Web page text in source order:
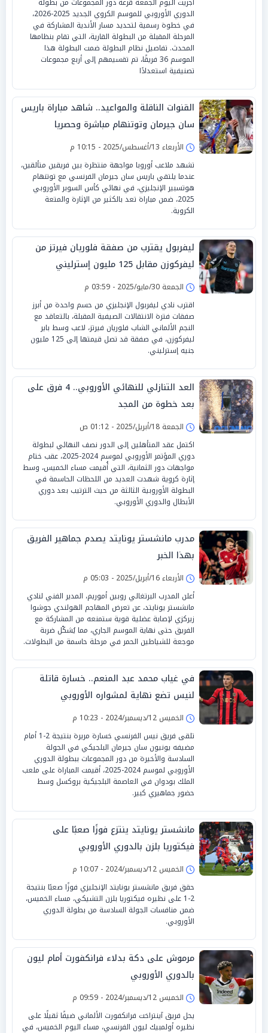
الدوري الأوروبي للموسم الكروي الجديد 2025-2026،
في خطوة رسمية لتحديد مسار الأندية المشاركة في
المرحلة المقبلة من البطولة القارية، التي تقام بنظامها
المحدث. تفاصيل نظام البطولة ضمت البطولة هذا
الموسم 36 فريقًا، تم تقسيمهم إلى أربع مجموعات
تصنيفية استعدادًا
القنوات الناقلة والمواعيد.. شاهد مباراة باريس
سان جيرمان وتوتنهام مباشرة وحصريا
الأربعاء 13/أغسطس/2025 - 10:15 م
تشهد ملاعب أوروبا مواجهة منتظرة بين فريقين متألقين،
عندما يلتقي باريس سان جيرمان الفرنسي مع توتنهام
هوتسبير الإنجليزي، في نهائي كأس السوبر الأوروبي
2025، ضمن مباراة تعد بالكثير من الإثارة والمتعة
الكروية.
ليفربول يقترب من صفقة فلوريان فيرتز من
ليفركوزن مقابل 125 مليون إسترليني
الجمعة 30/مايو/2025 - 03:59 م
اقترب نادي ليفربول الإنجليزي من حسم واحدة من أبرز
صفقات فترة الانتقالات الصيفية المقبلة، بالتعاقد مع
النجم الألماني الشاب فلوريان فيرتز، لاعب وسط باير
ليفركوزن، في صفقة قد تصل قيمتها إلى 125 مليون
جنيه إسترليني.
العد التنازلي للنهائي الأوروبي.. 4 فرق على
بعد خطوة من المجد
الجمعة 18/أبريل/2025 - 01:12 ص
اكتمل عقد المتأهلين إلى الدور نصف النهائي لبطولة
دوري المؤتمر الأوروبي لموسم 2024-2025، عقب ختام
مواجهات دور الثمانية، التي أُقيمت مساء الخميس، وسط
إثارة كروية شهدت العديد من اللحظات الحاسمة في
البطولة الأوروبية الثالثة من حيث الترتيب بعد دوري
الأبطال والدوري الأوروبي.
مدرب مانشستر يونايتد يصدم جماهير الفريق
بهذا الخبر
الأربعاء 16/أبريل/2025 - 05:03 م
أعلن المدرب البرتغالي روبين أموريم، المدير الفني لنادي
مانشستر يونايتد، عن تعرض المهاجم الهولندي جوشوا
زيركزي لإصابة عضلية قوية ستمنعه من المشاركة مع
الفريق حتى نهاية الموسم الجاري، مما يُشكّل ضربة
موجعة للشياطين الحمر في مرحلة حاسمة من البطولات.
في غياب محمد عبد المنعم.. خسارة قاتلة
لنيس تضع نهاية لمشواره الأوروبي
الخميس 12/ديسمبر/2024 - 10:23 م
تلقى فريق نيس الفرنسي خسارة مريرة بنتيجة 2-1 أمام
مضيفه يونيون سان جيرمان البلجيكي في الجولة
السادسة والأخيرة من دور المجموعات ببطولة الدوري
الأوروبي لموسم 2024-2025، أقيمت المباراة على ملعب
الملك بودوان في العاصمة البلجيكية بروكسل وسط
حضور جماهيري كبير.
مانشستر يونايتد ينتزع فوزًا صعبًا على
فيكتوريا بلزن بالدوري الأوروبي
الخميس 12/ديسمبر/2024 - 10:07 م
حقق فريق مانشستر يونايتد الإنجليزي فوزًا صعبًا بنتيجة
2-1 على نظيره فيكتوريا بلزن التشيكي، مساء الخميس،
ضمن منافسات الجولة السادسة من بطولة الدوري
الأوروبي.
مرموش على دكة بدلاء فرانكفورت أمام ليون
بالدوري الأوروبي
الخميس 12/ديسمبر/2024 - 09:59 م
يحل فريق آينتراخت فرانكفورت الألماني ضيفًا ثقيلًا على
نظيره أولمبيك ليون الفرنسي، مساء اليوم الخميس، في